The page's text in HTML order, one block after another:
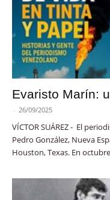
Evaristo Marín:
- 26/09/2025
VÍCTOR SUÁREZ - El
Pedro González, Nueva
Houston, Texas. En